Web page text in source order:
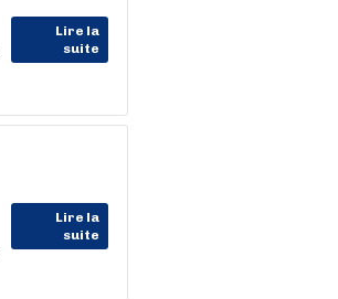
Lire la
suite
Lire la
suite